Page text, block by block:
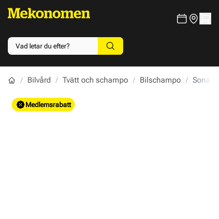
Bilvård Tvätt och schampo Bilschampo Sonax
Medlemsrabatt
Main image
Click to view image in fullscreen